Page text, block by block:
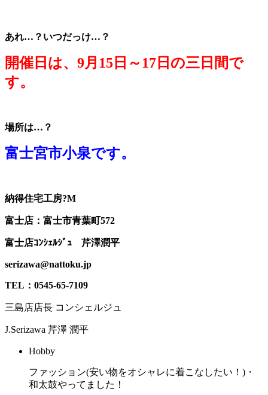
あれ…？いつだっけ…？
開催日は、9月15日～17日の三日間で
す。
場所は…？
富士宮市小泉です。
納得住宅工房?M
富士店：富士市青葉町572
富士店ｺﾝｼｪﾙｼﾞｭ 芹澤潤平
serizawa@nattoku.jp
TEL：0545-65-7109
三島店店長 コンシェルジュ
J.Serizawa 芹澤 潤平
Hobby
ファッション(安い物をオシャレに着こなしたい！)・
和太鼓やってました！